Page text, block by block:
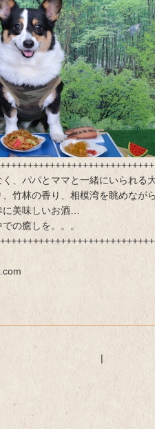
、パパとママと一緒にいられる
竹林の香り、相模湾を眺めなが
美味しいお酒…
の癒しを。。。
|